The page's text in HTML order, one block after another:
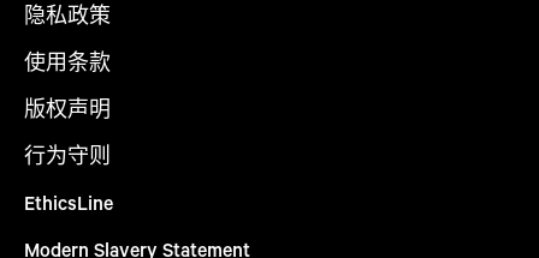
隐私政策
使用条款
版权声明
行为守则
EthicsLine
Modern Slavery Statement